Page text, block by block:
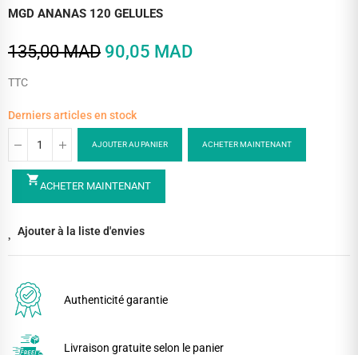
MGD ANANAS 120 GELULES
135,00 MAD 90,05 MAD
TTC
Derniers articles en stock
AJOUTER AU PANIER ACHETER MAINTENANT
shopping_cartACHETER MAINTENANT
Ajouter à la liste d'envies
Authenticité garantie
Livraison gratuite selon le panier